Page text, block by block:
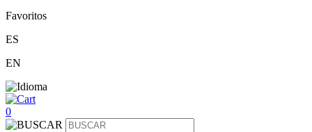
Favoritos
ES
EN
0